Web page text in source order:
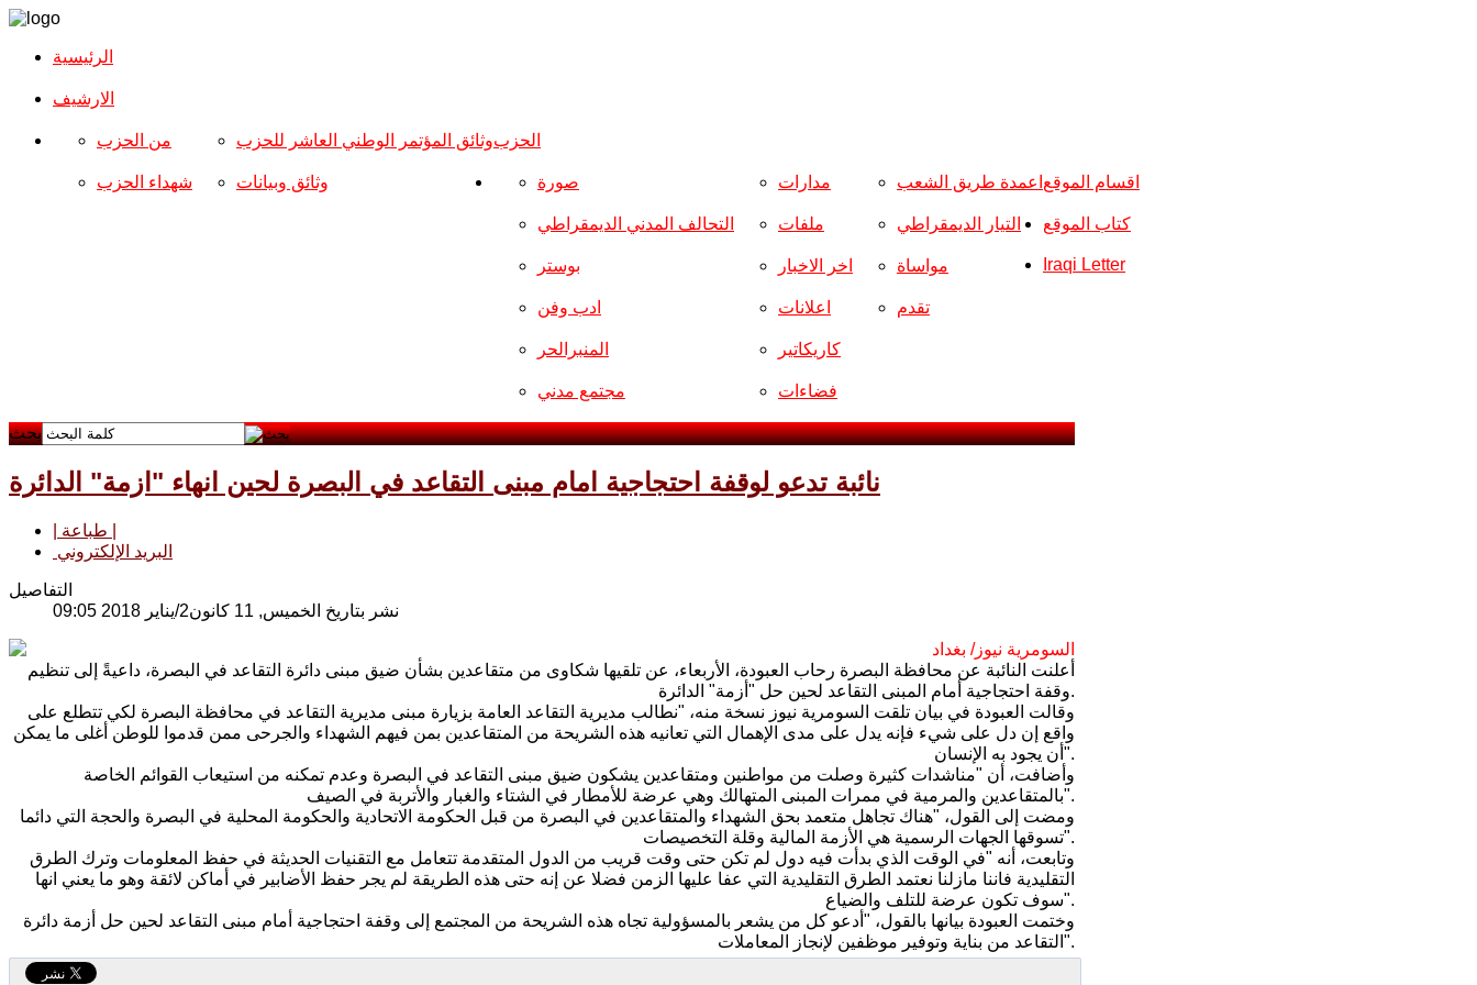
الرئيسية
الارشیف
الحزب من الحزب
شهداء الحزب
وثائق المؤتمر الوطني العاشر للحزب
وثائق وبيانات اقسام الموقع صورة
التحالف المدني الديمقراطي
بوستر
ادب وفن
المنبرالحر
مجتمع مدني
مدارات
ملفات
اخر الاخبار
اعلانات
كاريكاتير
فضاءات
اعمدة طريق الشعب
التيار الديمقراطي
مواساة
تقدم
كتاب الموقع
Iraqi Letter
بحث
نائبة تدعو لوقفة احتجاجية امام مبنى التقاعد في البصرة لحين انهاء "ازمة" الدائرة
البريد الإلكتروني
التفاصيل
نشر بتاريخ الخميس, 11 كانون2/يناير 2018 09:05
السومرية نيوز/ بغداد
أعلنت النائبة عن محافظة البصرة رحاب العبودة، الأربعاء، عن تلقيها شكاوى من متقاعدين بشأن ضيق مبنى دائرة التقاعد في البصرة، داعيةً إلى تنظيم
وقفة احتجاجية أمام المبنى التقاعد لحين حل "أزمة" الدائرة.
وقالت العبودة في بيان تلقت السومرية نيوز نسخة منه، "نطالب مديرية التقاعد العامة بزيارة مبنى مديرية التقاعد في محافظة البصرة لكي تتطلع على
واقع إن دل على شيء فإنه يدل على مدى الإهمال التي تعانيه هذه الشريحة من المتقاعدين بمن فيهم الشهداء والجرحى ممن قدموا للوطن أغلى ما يمكن
أن يجود به الإنسان".
وأضافت، أن "مناشدات كثيرة وصلت من مواطنين ومتقاعدين يشكون ضيق مبنى التقاعد في البصرة وعدم تمكنه من استيعاب القوائم الخاصة
بالمتقاعدين والمرمية في ممرات المبنى المتهالك وهي عرضة للأمطار في الشتاء والغبار والأتربة في الصيف".
ومضت إلى القول، "هناك تجاهل متعمد بحق الشهداء والمتقاعدين في البصرة من قبل الحكومة الاتحادية والحكومة المحلية في البصرة والحجة التي دائما
تسوقها الجهات الرسمية هي الأزمة المالية وقلة التخصيصات".
وتابعت، أنه "في الوقت الذي بدأت فيه دول لم تكن حتى وقت قريب من الدول المتقدمة تتعامل مع التقنيات الحديثة في حفظ المعلومات وترك الطرق
التقليدية فاننا مازلنا نعتمد الطرق التقليدية التي عفا عليها الزمن فضلا عن إنه حتى هذه الطريقة لم يجر حفظ الأضابير في أماكن لائقة وهو ما يعني انها
سوف تكون عرضة للتلف والضياع".
وختمت العبودة بيانها بالقول، "أدعو كل من يشعر بالمسؤولية تجاه هذه الشريحة من المجتمع إلى وقفة احتجاجية أمام مبنى التقاعد لحين حل أزمة دائرة
التقاعد من بناية وتوفير موظفين لإنجاز المعاملات".